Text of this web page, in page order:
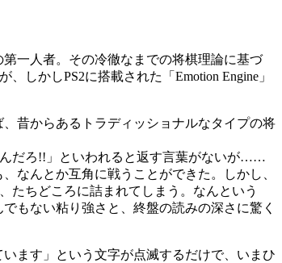
一人者。その冷徹なまでの将棋理論に基づ
しかしPS2に搭載された「Emotion Engine」
昔からあるトラディッショナルなタイプの将
だろ!!」といわれると返す言葉がないが……
なんとか互角に戦うことができた。しかし、
たちどころに詰まれてしまう。なんという
もない粘り強さと、終盤の読みの深さに驚く
ます」という文字が点滅するだけで、いまひ